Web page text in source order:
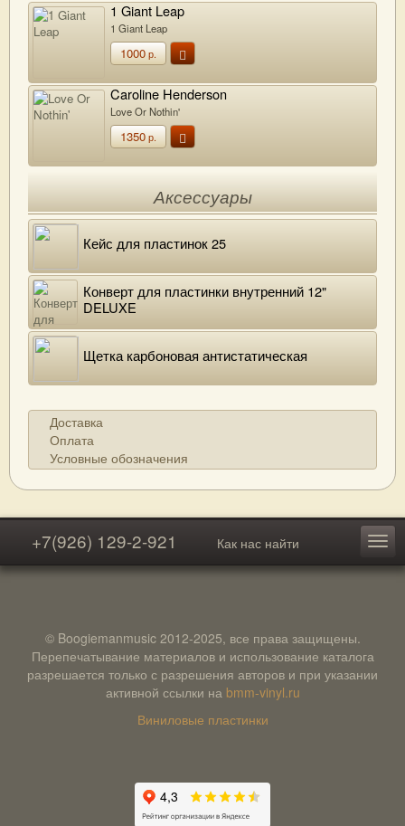
1 Giant Leap
1 Giant Leap
1000р.
Caroline Henderson
Love Or Nothin'
1350р.
Аксессуары
Кейс для пластинок 25
Конверт для пластинки внутренний 12"
DELUXE
Щетка карбоновая антистатическая
Доставка
Оплата
Условные обозначения
+7(926) 129-2-921 Как нас найти
© Boogiemanmusic 2012-2025, все права защищены.
Перепечатывание материалов и использование каталога
разрешается только с разрешения авторов и при указании
активной ссылки на bmm-vinyl.ru
Виниловые пластинки